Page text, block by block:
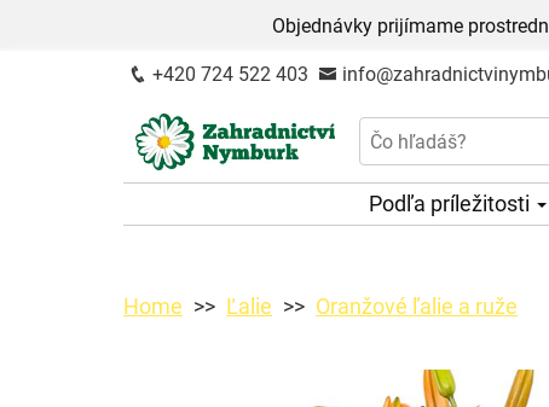
Objednávky prijímame
+420 724 522 403
Podľa príležitosti
Home Ľalie Oranžové ľalie a ruže